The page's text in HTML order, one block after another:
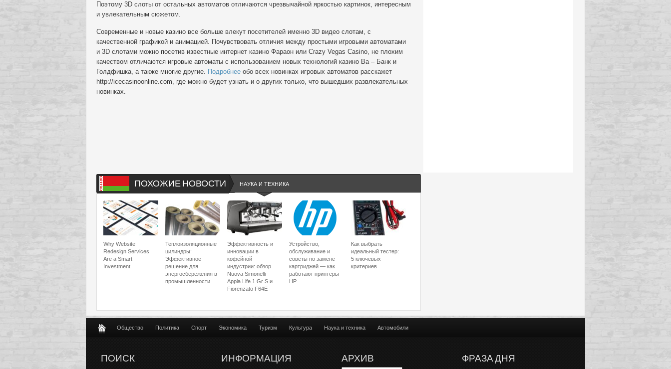
Поэтому 3D слоты от остальных автоматов отличаются чрезвычайной яркостью картинок, интересным
и увлекательным сюжетом.
Современные и новые казино все больше влекут посетителей именно 3D видео слотам, с
качественной графикой и анимацией. Почувствовать отличия между простыми игровыми автоматами
и 3D слотами можно посетив известные интернет казино Фараон или Crazy Vegas Casino, не плохим
качеством отличаются игровые автоматы с использованием новых технологий казино Ва – Банк и
Голдфишка, а также многие другие. Подробнее обо всех новинках игровых автоматов расскажет
http://icecasinoonline.com, где можно будет узнать и о других только, что вышедших развлекательных
новинках.
ПОХОЖИЕ НОВОСТИ НАУКА И ТЕХНИКА
Why Website
Redesign Services
Are a Smart
Investment
Теплоизоляционные
цилиндры:
Эффективное
решение для
энергосбережения в
промышленности
Эффективность и
инновации в
кофейной
индустрии: обзор
Nuova Simonelli
Appia Life 1 Gr S и
Fiorenzato F64E
Устройство,
обслуживание и
советы по замене
картриджей — как
работают принтеры
HP
Как выбрать
идеальный тестер:
5 ключевых
критериев
Общество Политика Спорт Экономика Туризм Культура Наука и техника Автомобили
ПОИСК ИНФОРМАЦИЯ АРХИВ ФРАЗА ДНЯ